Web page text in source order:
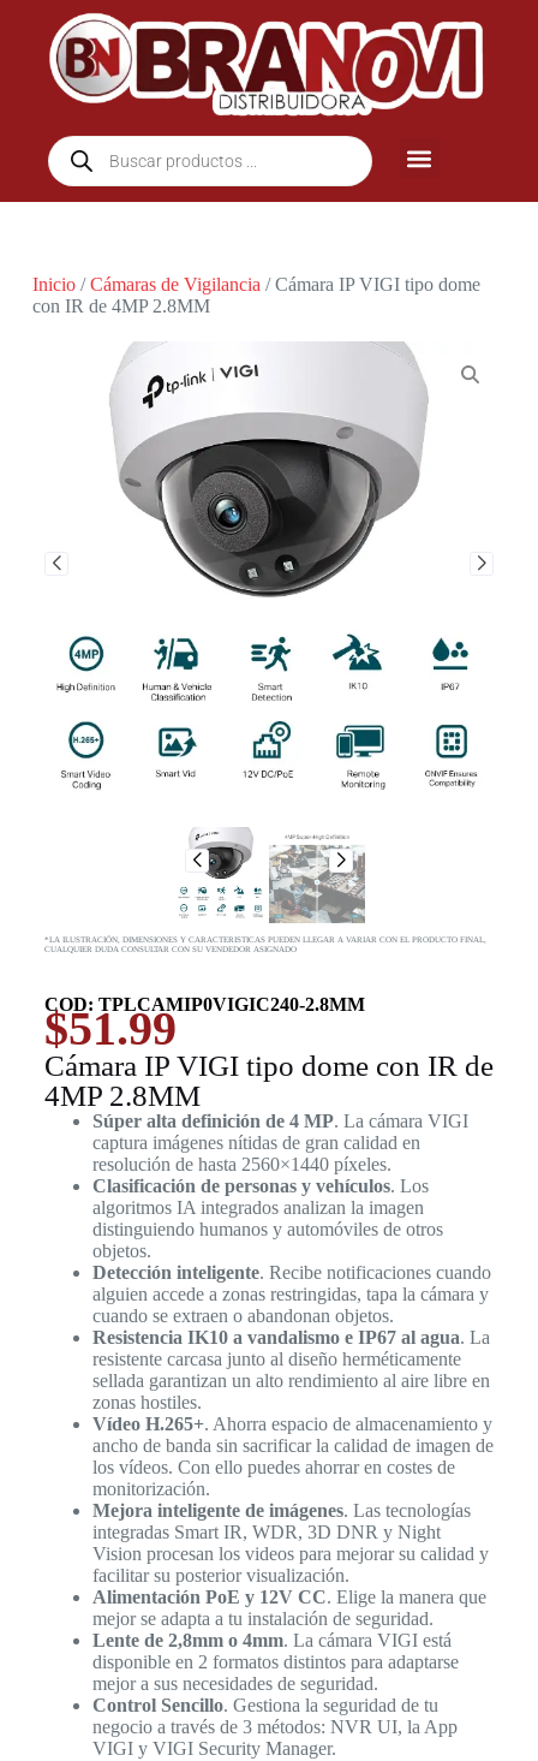
Inicio/Cámaras de Vigilancia / Cámara IP VIGI tipo dome
con IR de 4MP 2.8MM
*LA ILUSTRACIÓN, DIMENSIONES Y CARACTERISTICAS PUEDEN LLEGAR A VARIAR CON EL PRODUCTO FINAL,
CUALQUIER DUDA CONSULTAR CON SU VENDEDOR ASIGNADO
COD: TPLCAMIP0VIGIC240-2.8MM
$51.99
Cámara IP VIGI tipo dome con IR de
4MP 2.8MM
Súper alta definición de 4 MP. La cámara VIGI
captura imágenes nítidas de gran calidad en
resolución de hasta 2560×1440 píxeles.
Clasificación de personas y vehículos. Los
algoritmos IA integrados analizan la imagen
distinguiendo humanos y automóviles de otros
objetos.
Detección inteligente. Recibe notificaciones cuando
alguien accede a zonas restringidas, tapa la cámara y
cuando se extraen o abandonan objetos.
Resistencia IK10 a vandalismo e IP67 al agua. La
resistente carcasa junto al diseño herméticamente
sellada garantizan un alto rendimiento al aire libre en
zonas hostiles.
Vídeo H.265+. Ahorra espacio de almacenamiento y
ancho de banda sin sacrificar la calidad de imagen de
los vídeos. Con ello puedes ahorrar en costes de
monitorización.
Mejora inteligente de imágenes. Las tecnologías
integradas Smart IR, WDR, 3D DNR y Night
Vision procesan los videos para mejorar su calidad y
facilitar su posterior visualización.
Alimentación PoE y 12V CC. Elige la manera que
mejor se adapta a tu instalación de seguridad.
Lente de 2,8mm o 4mm. La cámara VIGI está
disponible en 2 formatos distintos para adaptarse
mejor a sus necesidades de seguridad.
Control Sencillo. Gestiona la seguridad de tu
negocio a través de 3 métodos: NVR UI, la App
VIGI y VIGI Security Manager.